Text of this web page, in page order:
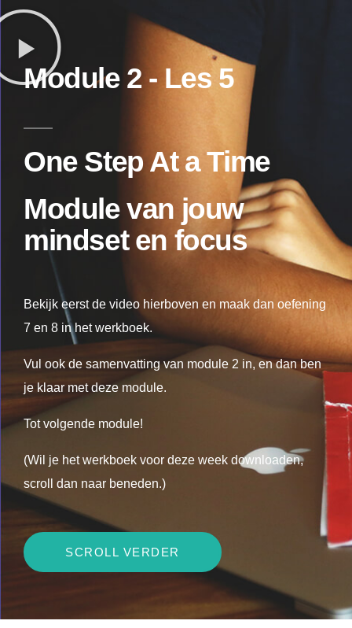
Module 2 - Les 5
One Step At a Time
Modulevan jouw
mindset en focus
Bekijk eerst de video hierboven en maak dan oefening
7 en 8 in het werkboek.
Vul ook de samenvatting van module 2 in, en dan ben
je klaar met deze module.
Tot volgende module!
(Wil je het werkboek voor deze week downloaden,
scroll dan naar beneden.)
SCROLL VERDER